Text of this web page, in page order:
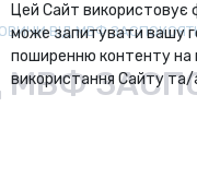
ВІД МВФ
МВФ
Цей Сайт використовує
може запитувати вашу
поширенню контенту на
використання Сайту та/